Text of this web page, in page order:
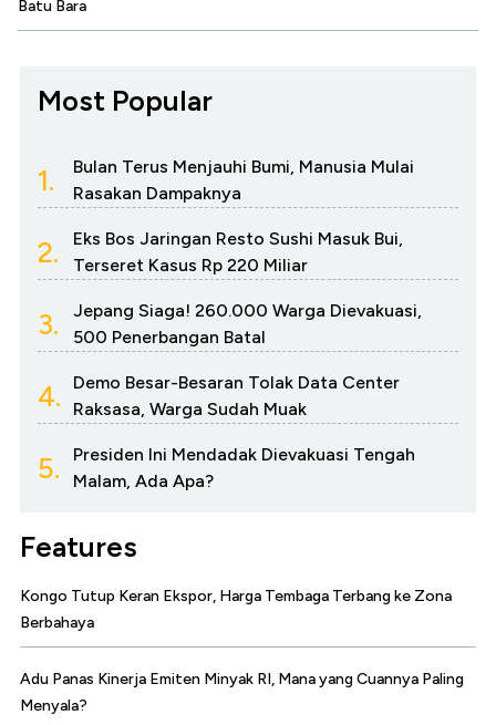
Batu Bara
Most Popular
1.
Bulan Terus Menjauhi Bumi, Manusia Mulai
Rasakan Dampaknya
2.
Eks Bos Jaringan Resto Sushi Masuk Bui,
Terseret Kasus Rp 220 Miliar
3.
Jepang Siaga! 260.000 Warga Dievakuasi,
500 Penerbangan Batal
4.
Demo Besar-Besaran Tolak Data Center
Raksasa, Warga Sudah Muak
5.
Presiden Ini Mendadak Dievakuasi Tengah
Malam, Ada Apa?
Features
Kongo Tutup Keran Ekspor, Harga Tembaga Terbang ke Zona
Berbahaya
Adu Panas Kinerja Emiten Minyak RI, Mana yang Cuannya Paling
Menyala?